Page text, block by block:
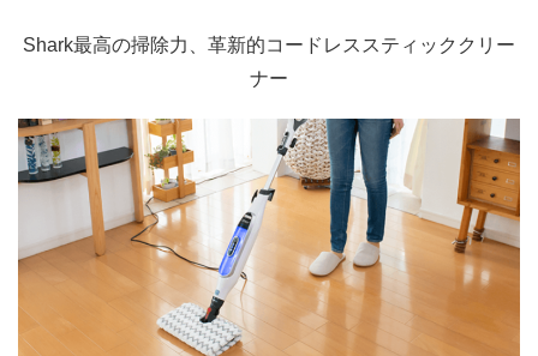
Shark最高の掃除力、革新的コードレススティッククリー
ナー